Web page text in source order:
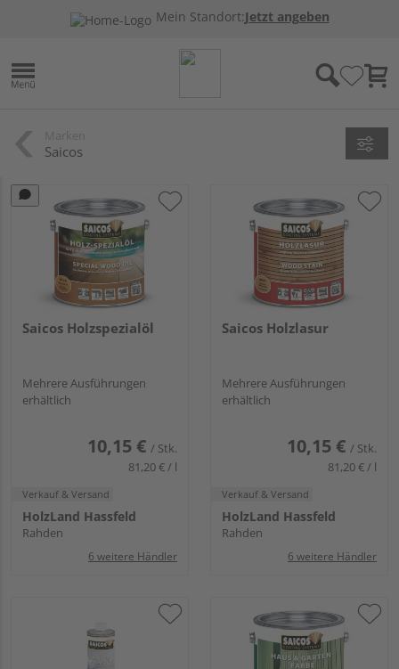
Mein Standort:Jetzt angeben
Saicos
Saicos Holzspezialöl
Mehrere Ausführungen
erhältlich
10,15 € / Stk.
81,20 € / l
Verkauf & Versand
HolzLand Hassfeld
Rahden
6 weitere Händler
Saicos Holzlasur
Mehrere Ausführungen
erhältlich
10,15 € / Stk.
81,20 € / l
Verkauf & Versand
HolzLand Hassfeld
Rahden
6 weitere Händler